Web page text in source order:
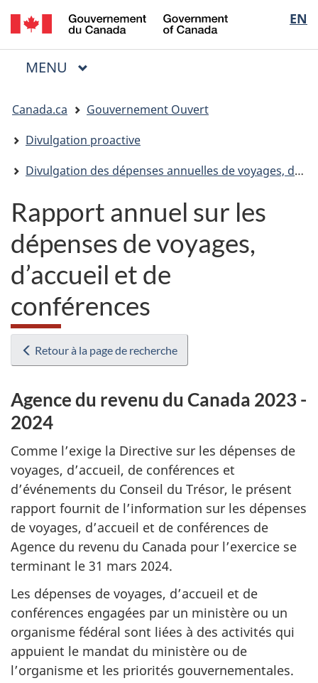
Passer
au
contenu
Passer
à
« Au
Passer
à
la
EN
of
Menu
MENU PRINCIPAL
êtes
ici
Canada.ca
Gouvernement Ouvert
Divulgation proactive
Divulgation des dépenses annuelles de voyages, d'accueil et de conférences
Rapport annuel sur les
dépenses de voyages,
d’accueil et de
conférences
Retour à la page de recherche
Agence du revenu du Canada 2023 -
2024
Comme l’exige la Directive sur les dépenses de
voyages, d’accueil, de conférences et
d’événements du Conseil du Trésor, le présent
rapport fournit de l’information sur les dépenses
de voyages, d’accueil et de conférences de
Agence du revenu du Canada pour l’exercice se
terminant le 31 mars 2024.
Les dépenses de voyages, d’accueil et de
conférences engagées par un ministère ou un
organisme fédéral sont liées à des activités qui
appuient le mandat du ministère ou de
l’organisme et les priorités gouvernementales.